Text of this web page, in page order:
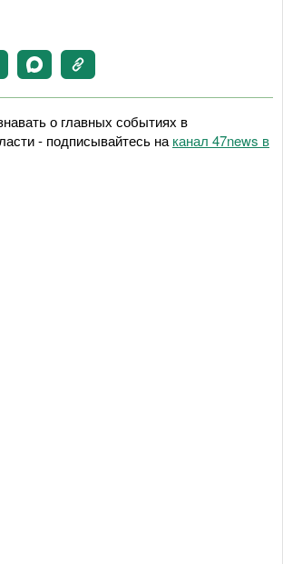
о главных событиях в
- подписывайтесь на канал 47news в